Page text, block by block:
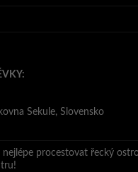
Sekule, Slovensko
nejlépe procestovat řecký